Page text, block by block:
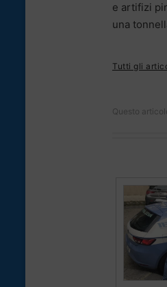
e artifizi
una
Tutti gli
Questo